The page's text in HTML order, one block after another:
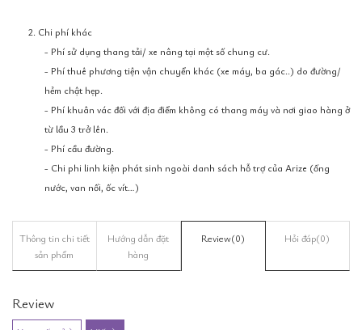
2. Chi phí khác
- Phí sử dụng thang tải/ xe nâng tại một số chung cư.
- Phí thuê phương tiện vận chuyển khác (xe máy, ba gác..) do đường/
hẻm chật hẹp.
- Phí khuân vác đối với địa điểm không có thang máy và nơi giao hàng ở
từ lầu 3 trở lên.
- Phí cầu đường.
- Chi phi linh kiện phát sinh ngoài danh sách hỗ trợ của Arize (ống
nước, van nối, ốc vít…)
Thông tin chi tiết
sản phẩm
Hướng dẫn đặt
hàng
Review(0) Hỏi đáp(0)
Review